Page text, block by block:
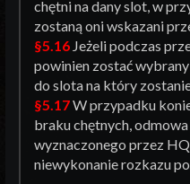
chętni na dany slot, w
zostaną oni wskazani
§5.16 Jeżeli podczas
powinien zostać
do slota na który
§5.17W przypadku
braku chętnych,
wyznaczonego przez
niewykonanie rozkazu